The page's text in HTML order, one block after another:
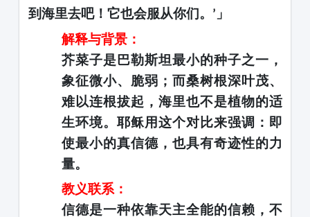
到海里去吧！它也会服从你们。
’ 」
解释与背景：
芥菜子是巴勒斯坦最小的种子之一，
象征微小、脆弱；而桑树根深叶茂、
难以连根拔起，海里也不是植物的适
生环境。耶稣用这个对比来强调：即
使最小的真信德，也具有奇迹性的力
量。
教义联系：
信德是一种依靠天主全能的信赖，不